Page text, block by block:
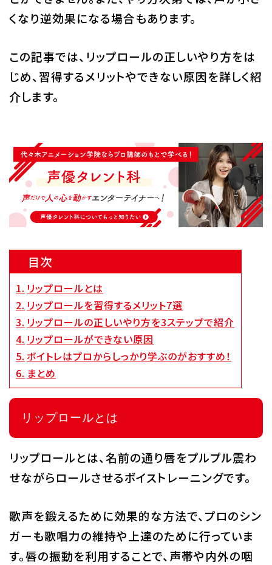
イベント
業界ナビ
新着情報
大学・社会人の方へ
高校3年生の方へ
高校1・2年生の方へ
中学生の方へ
保護者の方へ
企業の方へ
くなり逆効果になる場合もあります。
この記事では、リップロールの正しいやり方をは
じめ、習得するメリットやできない原因を詳しく紹
介します。
目次
リップロールとは
リップロールを習得するメリット7選
リップロールの正しいやり方を3ステップで紹介
リップロールができない原因
ボイトレはプロからしっかり学ぶのがおすすめ！
まとめ
リップロールとは
リップロールとは、名前の通り唇をプルプル震わ
せながらロールさせるボイストレーニングです。
歌声を鍛えるために効果的な方法で、プロのシン
ガーも歌唱力の維持や上達のために行っていま
す。唇の振動を利用することで、声帯や内外の咽